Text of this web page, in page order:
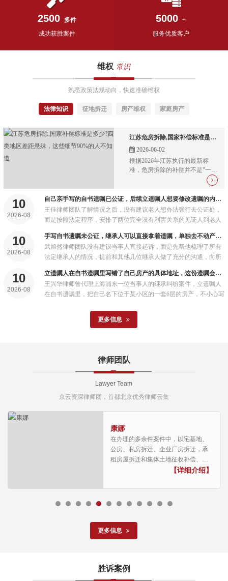
2500 多件
成功获胜案件
5000
+
服务优质客户
维权 常识
熟悉政策法规动向，快速准确维权
法律知识 征地拆迁 房产维权 家庭房产
江苏危房拆除,国家补偿标准是多少?四类地区差距悬殊，这些细节90%的人不知道
2026-06-02
根据2026年江苏执行的最新标
准，危房拆除的补偿并不是"一刀
切"的数字，而是一套由房屋重置
安置补助、社保费用、搬迁过渡
费、奖励金组成的"组合拳"...
10
2026-08
自己亲手写的自书遗嘱已公证，后续立遗嘱人想要修改遗嘱的内容，必须到公证处重新公证吗?
王佳律师团队了解情况之后，没有建议老人想办法强行去公证处，
而是按照法定程序，安排了两位完全没有利害关系的见证人到老人
书遗嘱，全程拍摄了完整的录像，老人和两位见证人都在遗嘱上签
了名，标注了完整的日期。...
10
2026-08
手写自书遗嘱未公证，继承人可以直接拿着遗嘱，单独去不动产登记中心办理房产过户吗?
武旭然律师团队没有建议当事人直接起诉，而是先帮他梳理了所有
法定继承人的情况，提前和其他几位继承人做了充分的沟通，向所
这份遗嘱的真实性没有任何异议，自愿配合办理过户。...
10
2026-08
立遗嘱人在自书遗嘱里写错了自己房产的具体地址，这份遗嘱会直接被法院认定为全部无效吗?
王兴华律师曾代理上海浦东一位当事人的继承纠纷案件，立遗嘱人
在自书遗嘱里，把自己名下位于某小区的一套6层的房产，不小心写
产，根本不存在3层301室这套房子。...
更多信息
律师团队
Lawyer Team
京云资深律师团，首都北京优秀律师云集
康娜
在办理的多余件案件中，以宅基地、
公房、私房拆迁、企业厂房拆迁，承
租房屋拆迁和集体土地征收补偿、集
体商品房维权案件见长，康律师具有
务经验...
【详细介绍】
更多信息
胜诉案例